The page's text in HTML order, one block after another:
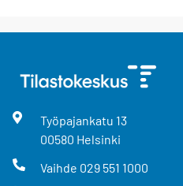
Työpajankatu 13
00580 Helsinki
Vaihde 029 551 1000